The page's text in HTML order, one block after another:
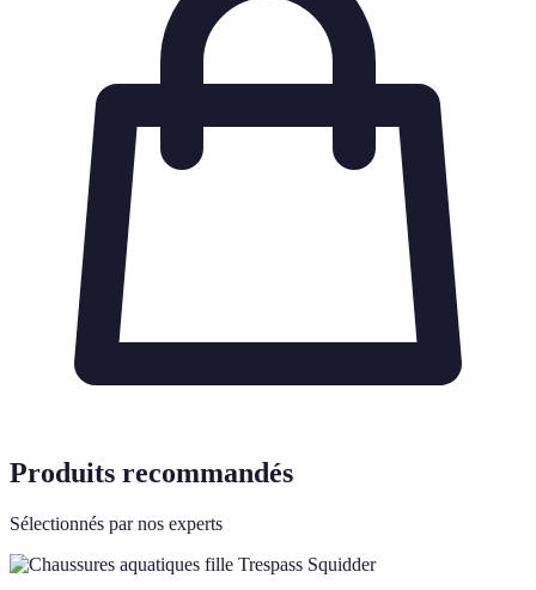
Produits recommandés
Sélectionnés par nos experts